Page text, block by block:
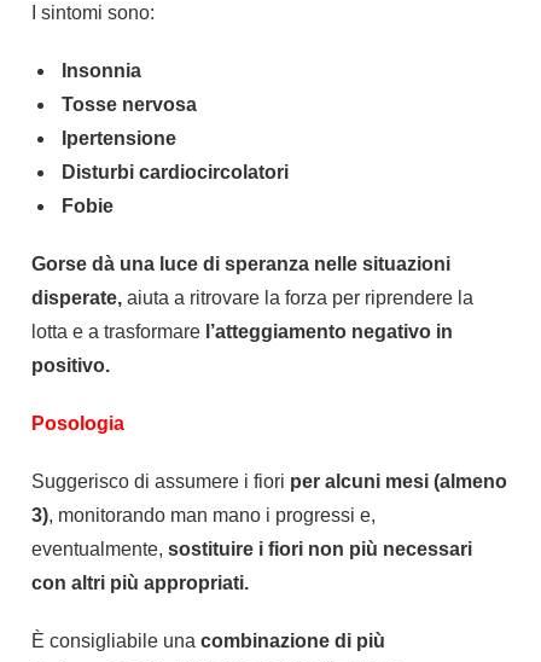
I sintomi sono:
Insonnia
Tosse nervosa
Ipertensione
Disturbi cardiocircolatori
Fobie
Gorse dà una luce di speranza nelle situazioni
disperate, aiuta a ritrovare la forza per riprendere la
lotta e a trasformarel’atteggiamento negativo in
positivo.
Posologia
Suggerisco di assumere i fiori per alcuni mesi (almeno
3), monitorando man mano i progressi e,
eventualmente, sostituire i fiori non più necessari
con altri più appropriati.
È consigliabile una combinazione di più